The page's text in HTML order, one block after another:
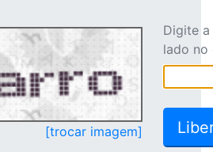
[trocar imagem]
Digite
lado no